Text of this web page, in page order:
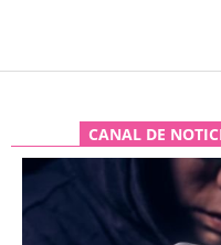
CANAL DE